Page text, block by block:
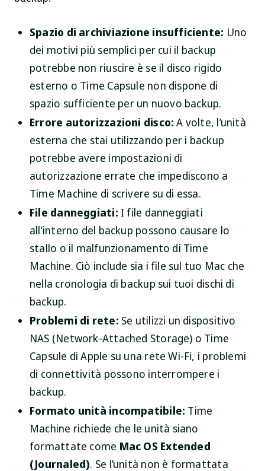
Spazio di archiviazione insufficiente: Uno
dei motivi più semplici per cui il backup
potrebbe non riuscire è se il disco rigido
esterno o Time Capsule non dispone di
spazio sufficiente per un nuovo backup.
Errore autorizzazioni disco: A volte, l’unità
esterna che stai utilizzando per i backup
potrebbe avere impostazioni di
autorizzazione errate che impediscono a
Time Machine di scrivere su di essa.
File danneggiati: I file danneggiati
all’interno del backup possono causare lo
stallo o il malfunzionamento di Time
Machine. Ciò include sia i file sul tuo Mac che
nella cronologia di backup sui tuoi dischi di
backup.
Problemi di rete: Se utilizzi un dispositivo
NAS (Network-Attached Storage) o Time
Capsule di Apple su una rete Wi-Fi, i problemi
di connettività possono interrompere i
backup.
Formato unità incompatibile: Time
Machine richiede che le unità siano
formattate come Mac OS Extended
(Journaled). Se l’unità non è formattata